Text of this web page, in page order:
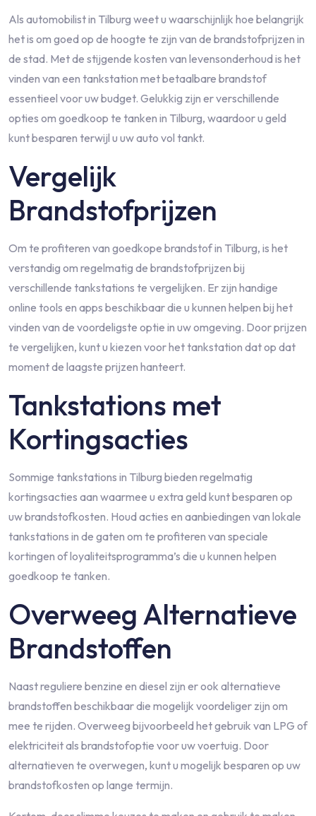
Als automobilist in Tilburg weet u waarschijnlijk hoe belangrijk
het is om goed op de hoogte te zijn van de brandstofprijzen in
de stad. Met de stijgende kosten van levensonderhoud is het
vinden van een tankstation met betaalbare brandstof
essentieel voor uw budget. Gelukkig zijn er verschillende
opties om goedkoop te tanken in Tilburg, waardoor u geld
kunt besparen terwijl u uw auto vol tankt.
Vergelijk
Brandstofprijzen
Om te profiteren van goedkope brandstof in Tilburg, is het
verstandig om regelmatig de brandstofprijzen bij
verschillende tankstations te vergelijken. Er zijn handige
online tools en apps beschikbaar die u kunnen helpen bij het
vinden van de voordeligste optie in uw omgeving. Door prijzen
te vergelijken, kunt u kiezen voor het tankstation dat op dat
moment de laagste prijzen hanteert.
Tankstations met
Kortingsacties
Sommige tankstations in Tilburg bieden regelmatig
kortingsacties aan waarmee u extra geld kunt besparen op
uw brandstofkosten. Houd acties en aanbiedingen van lokale
tankstations in de gaten om te profiteren van speciale
kortingen of loyaliteitsprogramma’s die u kunnen helpen
goedkoop te tanken.
Overweeg Alternatieve
Brandstoffen
Naast reguliere benzine en diesel zijn er ook alternatieve
brandstoffen beschikbaar die mogelijk voordeliger zijn om
mee te rijden. Overweeg bijvoorbeeld het gebruik van LPG of
elektriciteit als brandstofoptie voor uw voertuig. Door
alternatieven te overwegen, kunt u mogelijk besparen op uw
brandstofkosten op lange termijn.